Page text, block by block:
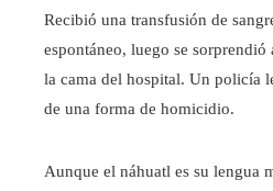
Recibió una transfusión de
espontáneo, luego se sorprendió
la cama del hospital. Un policía
de una forma de homicidio.
Aunque el náhuatl es su lengua